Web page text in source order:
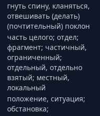
гнуть спину, кланяться,
отвешивать (делать)
(почтительный) поклон
часть целого; отдел;
фрагмент; частичный,
ограниченный;
отдельный, отдельно
взятый; местный,
локальный
положение, ситуация;
обстановка;